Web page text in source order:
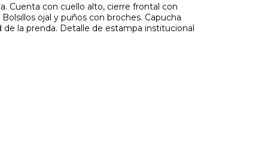
Cuenta con cuello alto, cierre frontal con
ojal y puños con broches. Capucha
la prenda. Detalle de estampa institucional